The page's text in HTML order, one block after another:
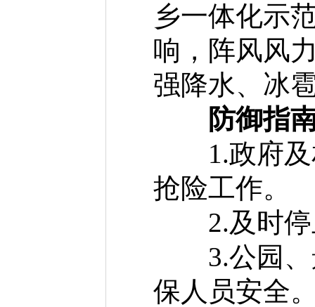
乡一体化示
响，阵风风
强降水、冰
防御指
1.政府及
抢险工作。
2.及时停
3.公园、
保人员安全